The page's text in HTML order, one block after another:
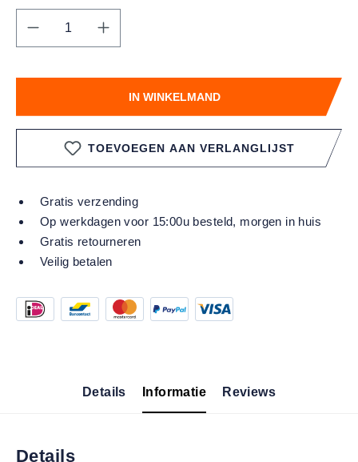
Producthoeveelheid: Voer de gewenste
IN WINKELMAND
TOEVOEGEN AAN VERLANGLIJST
Gratis verzending
Op werkdagen voor 15:00u besteld, morgen in huis
Gratis retourneren
Veilig betalen
Details Informatie Reviews
Details